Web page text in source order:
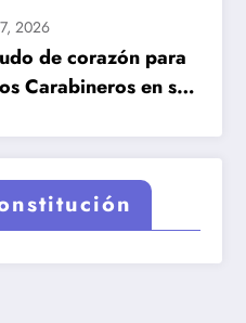
los combustibles
2026
de corazón para
Carabineros en su